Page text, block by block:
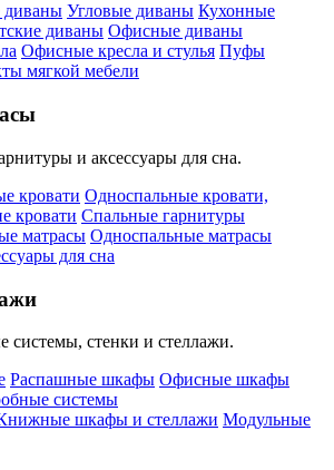
Угловые диваны Кухонные
диваны Офисные диваны
Офисные кресла и стулья Пуфы
мягкой мебели
и аксессуары для сна.
кровати Односпальные кровати,
кровати Спальные гарнитуры
матрасы Односпальные матрасы
для сна
стенки и стеллажи.
Распашные шкафы Офисные шкафы
системы
шкафы и стеллажи Модульные